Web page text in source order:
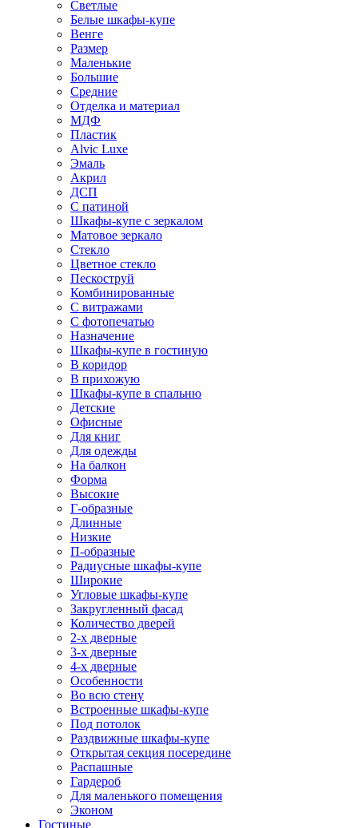
Светлые
Белые шкафы-купе
Венге
Размер
Маленькие
Большие
Средние
Отделка и материал
МДФ
Пластик
Alvic Luxe
Эмаль
Акрил
ДСП
С патиной
Шкафы-купе с зеркалом
Матовое зеркало
Стекло
Цветное стекло
Пескоструй
Комбинированные
С витражами
С фотопечатью
Назначение
Шкафы-купе в гостиную
В коридор
В прихожую
Шкафы-купе в спальню
Детские
Офисные
Для книг
Для одежды
На балкон
Форма
Высокие
Г-образные
Длинные
Низкие
П-образные
Радиусные шкафы-купе
Широкие
Угловые шкафы-купе
Закругленный фасад
Количество дверей
2-х дверные
3-х дверные
4-х дверные
Особенности
Во всю стену
Встроенные шкафы-купе
Под потолок
Раздвижные шкафы-купе
Открытая секция посередине
Распашные
Гардероб
Для маленького помещения
Эконом
Гостиные